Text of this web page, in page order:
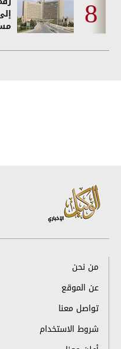
من نحن
عن الموقع
تواصل معنا
شروط الاستخدام